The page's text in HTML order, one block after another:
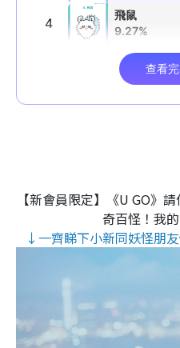
【新會員限定】《U GO》
奇百怪！我
↓一齊睇下小新同妖怪朋